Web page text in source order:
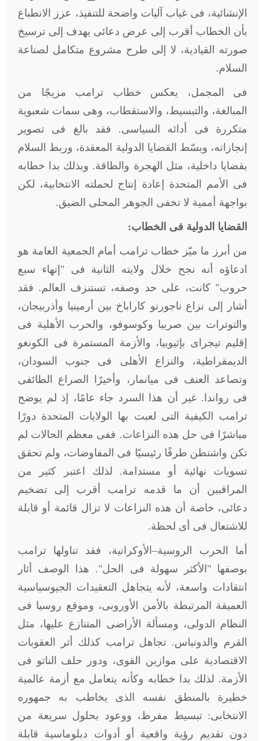
الإنشائية، فى غياب آليات واضحة للتنفيذ، عزز الانطباع
بأن الخطاب أقرب إلى عرض دعائى يهدف إلى ترسيخ
صورته القيادية، لا إلى طرح مشروع متكامل لصناعة
السلام.
فى المجمل، يعكس خطاب ترامب مزيجًا من
المبالغة، والتبسيط، والاستقطاب، وهى سمات شعبوية
متكررة فى أدائه السياسى. فقد بالغ فى تصوير
إنجازاته، وبسّط القضايا الدولية المعقدة، وربط السلام
بقضايا داخلية، مثل الهجرة والطاقة. وبذلك بدا خطابه
فى الأمم المتحدة إعادة إنتاج لحملته الانتخابية، لكن
بواجهة أممية لا تخفى الجوهر المحلى الضيق.
القضايا الدولية فى الخطاب:
من أبرز ما ميّز خطاب ترامب أمام الجمعية العامة هو
ادعاؤه أنه نجح خلال ولايته الثانية فى "إنهاء سبع
حروب" كانت، على حد وصفه، تستنزف العالم. فقد
أشار إلى نزاع ناجورنو كاراباخ بين أرمينيا وأذربيجان،
والتوترات بين صربيا وكوسوفو، والحرب الأهلية فى
إقليم تيجراى بإثيوبيا، والأزمة المستمرة فى الكونغو
الديمقراطية، والنزاع الأهلى فى جنوب السودان،
وتصاعد العنف فى ميانمار، وأخيرًا الصراع الطائفى
فى رواندا. غير أن هذا السرد جاء عامًا، إذ لم يوضح
ترامب الكيفية التى لعبت بها الولايات المتحدة دورًا
مباشرًا فى حل هذه النزاعات. ففى معظم الحالات لم
تكن واشنطن طرفًا رئيسيًا فى المفاوضات، ولم تحقق
تسويات نهائية أو مستدامة. لذلك اعتبر كثير من
المراقبين أن ما قدمه ترامب أقرب إلى تضخيم
دعائى، خاصة أن هذه النزاعات لا تزال قائمة أو قابلة
للاشتعال فى أى لحظة.
أما الحرب الروسية–الأوكرانية، فقد تناولها ترامب
بوصفها "الأكثر سهولة فى الحل". هذا الوصف أثار
انتقادات واسعة، لأنه يتجاهل التعقيدات الجيوسياسية
العميقة المرتبطة بالأمن الأوروبى، وموقع روسيا فى
النظام الدولى، ومسألة الأراضى المتنازع عليها، مثل
القرم والدونباس. تجاهل ترامب كذلك أثر العقوبات
الاقتصادية على موازين القوى، ودور حلف الناتو فى
الأزمة. لذلك بدا خطابه وكأنه يتعامل مع أزمة عالمية
خطيرة بالمنطق نفسه الذى يخاطب به جمهوره
الانتخابى: تبسيط مفرط، ووعود بحلول سريعة من
دون تقديم رؤية واقعية أو أدوات دبلوماسية قابلة